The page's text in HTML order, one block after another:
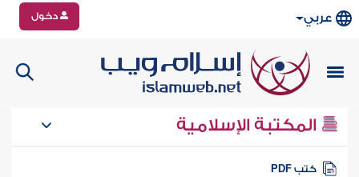
عربي دخول
المكتبة الإسلامية